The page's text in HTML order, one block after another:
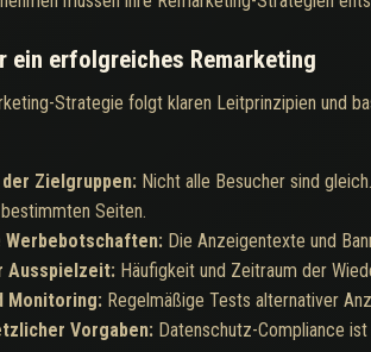
ein erfolgreiches Remarketing
Strategie folgt klaren Leitprinzipien und
Zielgruppen: Nicht alle Besucher sind
Seiten.
Die Anzeigentexte und
Ausspielzeit: Häufigkeit und Zeitraum der
Monitoring: Regelmäßige Tests alternativer
Vorgaben: Datenschutz-Compliance